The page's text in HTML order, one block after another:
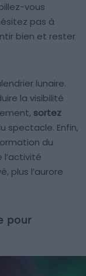
vous
pas à
bien et rester
lunaire.
la visibilité
sortez
spectacle. Enfin,
du
plus l’aurore
pour